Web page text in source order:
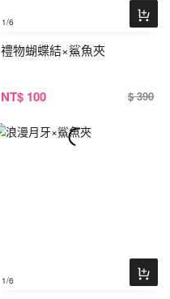
1/6
禮物蝴蝶結×鯊魚夾
NT$ 100 $ 390
1/6